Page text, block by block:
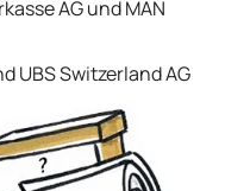
AG und MAN
UBS Switzerland AG